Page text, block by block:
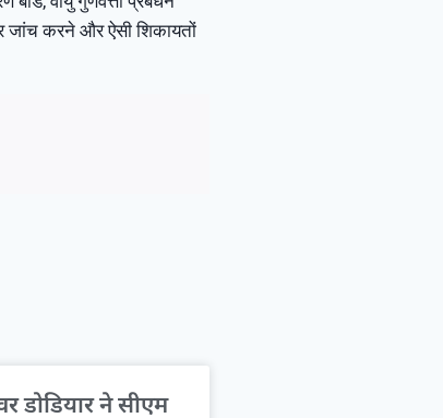
जांच करने और ऐसी शिकायतों
डोडियार ने सीएम